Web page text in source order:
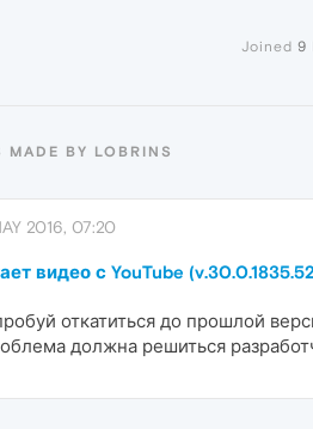
Joined 9
MADE BY LOBRINS
2016, 07:20
видео с YouTube
откатиться до прошлой
должна решиться